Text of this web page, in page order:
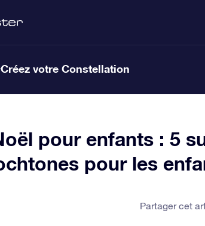
Créez votre Constellation
pour enfants : 5
pour les
Partager cet